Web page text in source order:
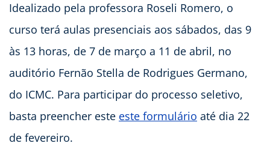
Idealizado pela professora Roseli Romero, o
curso terá aulas presenciais aos sábados, das 9
às 13 horas, de 7 de março a 11 de abril, no
auditório Fernão Stella de Rodrigues Germano,
do ICMC. Para participar do processo seletivo,
basta preencher este este formulário até dia 22
de fevereiro.